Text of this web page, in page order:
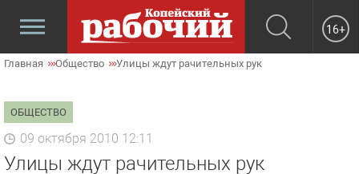
16+
Главная Общество Улицы ждут рачительных рук
ОБЩЕСТВО
09 октября 2010 12:11
Улицы ждут рачительных рук